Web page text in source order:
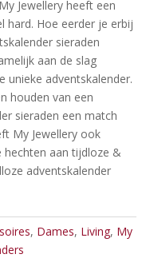
Jewellery heeft een
hard. Hoe eerder je erbij
sieraden
aan de slag
unieke adventskalender.
houden van een
sieraden een match
My Jewellery ook
hechten aan tijdloze &
adventskalender
, Dames, Living, My